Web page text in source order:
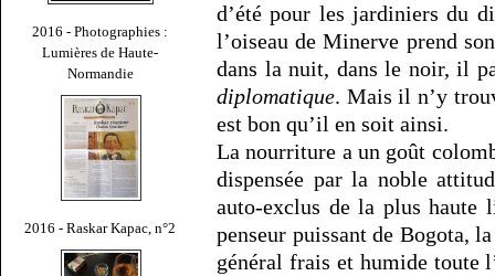
2016 - Photographies :
Lumières de Haute-
Normandie
2016 - Raskar Kapac, n°2
d’été pour les jardiniers du
l’oiseau de Minerve prend
dans la nuit, dans le noir, il
diplomatique. Mais il n’y
est bon qu’il en soit ainsi.
La nourriture a un goût
dispensée par la noble
auto-exclus de la plus haute
penseur puissant de Bogota,
général frais et humide toute